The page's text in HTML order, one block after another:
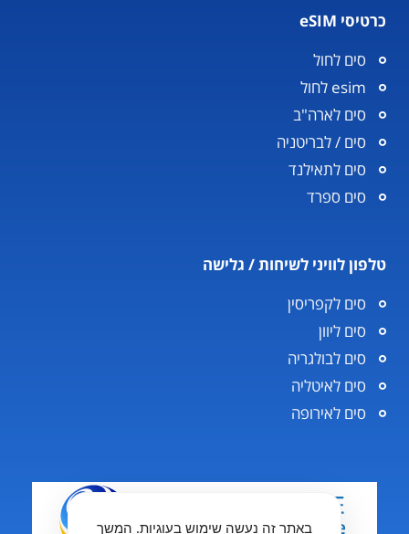
כרטיסי eSIM
סים לחול
esim לחול
סים לארה"ב
סים / לבריטניה
סים לתאילנד
סים ספרד
טלפון לוויני לשיחות / גלישה
סים לקפריסין
סים ליוון
סים לבולגריה
סים לאיטליה
סים לאירופה
באתר זה נעשה שימוש בעוגיות. המשך